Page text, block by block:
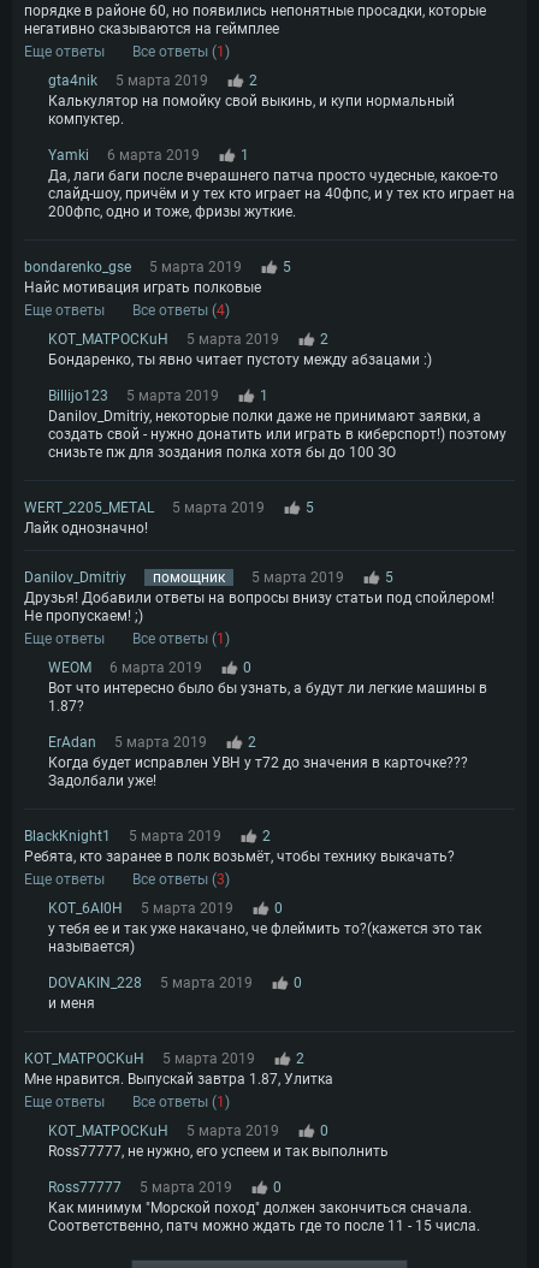
порядке в районе 60, но появились непонятные просадки, которые
негативно сказываются на геймплее
Еще ответы
Все ответы (1 )
gta4nik
5 марта 2019
2
Калькулятор на помойку свой выкинь, и купи нормальный
компуктер.
Yamki 6 марта 2019
1
Да, лаги баги после вчерашнего патча просто чудесные, какое-то
слайд-шоу, причём и у тех кто играет на 40фпс, и у тех кто играет на
200фпс, одно и тоже, фризы жуткие.
bondarenko_gse 5 марта 2019
5
Найс мотивация играть полковые
Еще ответы
Все ответы (4)
KOT_MATPOCKuH
5 марта 2019
2
Бондаренко, ты явно читает пустоту между абзацами :)
Billijo123 5 марта 2019
1
Danilov_Dmitriy, некоторые полки даже не принимают заявки, а
создать свой - нужно донатить или играть в киберспорт!) поэтому
снизьте пж для зоздания полка хотя бы до 100 ЗО
WERT_2205_METAL 5 марта 2019
5
Лайк однозначно!
Danilov_Dmitriy помощник 5 марта 2019
5
Друзья! Добавили ответы на вопросы внизу статьи под спойлером!
Не пропускаем! ;)
Еще ответы
Все ответы (1 )
WEOM
6 марта 2019
0
Вот что интересно было бы узнать, а будут ли легкие машины в
1.87?
ErAdan 5 марта 2019
2
Когда будет исправлен УВН у т72 до значения в карточке???
Задолбали уже!
BlackKnight1 5 марта 2019
2
Ребята, кто заранее в полк возьмёт, чтобы технику выкачать?
Еще ответы
Все ответы (3)
KOT_6AI0H
5 марта 2019
0
у тебя ее и так уже накачано, че флеймить то?(кажется это так
называется)
DOVAKIN_228 5 марта 2019
0
и меня
KOT_MATPOCKuH 5 марта 2019
2
Мне нравится. Выпускай завтра 1.87, Улитка
Еще ответы
Все ответы (1 )
KOT_MATPOCKuH
5 марта 2019
0
Ross77777, не нужно, его успеем и так выполнить
Ross77777 5 марта 2019
0
Как минимум "Морской поход" должен закончиться сначала.
Соответственно, патч можно ждать где то после 11 - 15 числа.